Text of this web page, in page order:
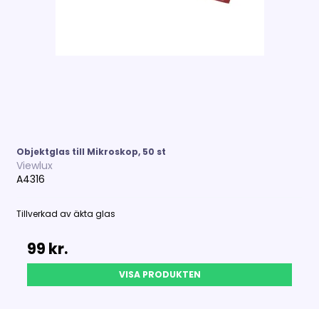
Objektglas till Mikroskop, 50 st
Viewlux
A4316
Tillverkad av äkta glas
99 kr.
VISA PRODUKTEN